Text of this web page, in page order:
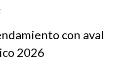
con aval
2026